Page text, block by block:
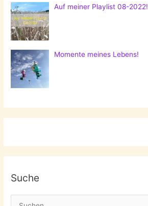
Auf meiner Playlist 08-2022!
Momente meines Lebens!
Suche